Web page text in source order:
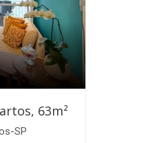
63m²
SP